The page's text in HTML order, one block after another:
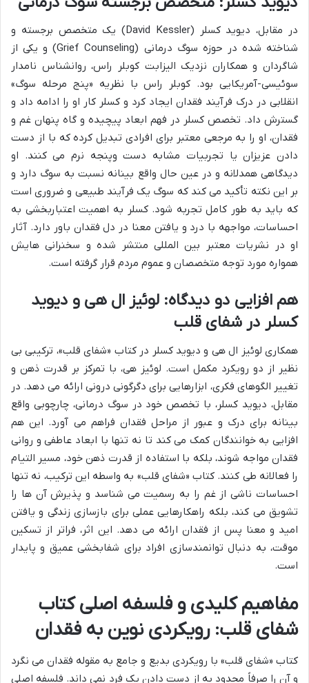
در مقابل، دیوید کسلر (David Kessler) یک متخصص برجسته و
شناخته شده در حوزه سوگ درمانی (Grief Counseling) و یکی از
شاگردان و همکاران نزدیک الیزابت کوبلر راس، روانشناس نامدار
سوئیسی-آمریکایی بود. کوبلر راس با نظریه «پنج مرحله سوگ»
انقلابی در درک فرآیند فقدان ایجاد کرد و کسلر کار او را ادامه داد و
گسترش داد. تخصص کسلر در فهم ابعاد پیچیده و گاه پنهان غم و
فقدان، او را به مرجعی معتبر برای افرادی تبدیل کرده که با از دست
دادن عزیزان یا تجربیات مشابه دست وپنجه نرم می کنند. او
دیدگاهی همدلانه و در عین حال واقع بینانه نسبت به سوگ دارد و
بر این نکته تأکید می کند که سوگ یک فرآیند طبیعی و ضروری است
که باید به طور کامل تجربه شود. کسلر به اهمیت اعتباربخشی به
احساسات، مواجهه با درد و یافتن معنا در دل فقدان باور دارد. آثار
او در نشریات معتبر بین المللی منتشر شده و سخنرانی هایش
همواره مورد توجه متخصصان و عموم مردم قرار گرفته است.
هم افزایی دو دیدگاه: لوئیز ال هی و دیوید
کسلر در شفای قلب
همکاری لوئیز ال هی و دیوید کسلر در کتاب «شفای قلب»، ترکیبی بی
نظیر از دو رویکرد مکمل است. لوئیز هی، با تمرکز بر قدرت ذهن و
تغییر الگوهای فکری، ابزارهایی برای دگرگونی درونی ارائه می دهد. در
مقابل، دیوید کسلر، با تخصص خود در سوگ درمانی، چارچوبی واقع
بینانه برای درک و عبور از مراحل فقدان فراهم می آورد. این هم
افزایی به خوانندگان کمک می کند تا نه تنها با ابعاد عاطفی و روانی
فقدان مواجه شوند، بلکه با استفاده از قدرت ذهن خود، مسیر التیام
را فعالانه طی کنند. کتاب «شفای قلب» به واسطه این ترکیب، نه تنها
احساسات ناشی از غم را به رسمیت می شناسد و پذیرش آن ها را
تشویق می کند، بلکه راهکارهایی عملی برای بازسازی زندگی و یافتن
امید و معنا پس از فقدان ارائه می دهد. این اثر، فراتر از تسکین
موقت، به دنبال توانمندسازی افراد برای شفابخشی عمیق و پایدار
است.
مفاهیم کلیدی و فلسفه اصلی کتاب
شفای قلب: رویکردی نوین به فقدان
کتاب «شفای قلب» با رویکردی بدیع و جامع به مقوله فقدان می نگرد
و آن را صرفاً محدود به از دست دادن یک فرد نمی داند. فلسفه اصلی